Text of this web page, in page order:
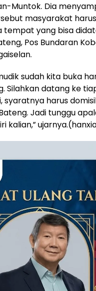
Muntok. Dia
masyarakat
tempat yang bisa
Pos Bundaran
sudah kita buka
Silahkan datang ke
syaratnya harus
Jadi tunggu
kalian,”